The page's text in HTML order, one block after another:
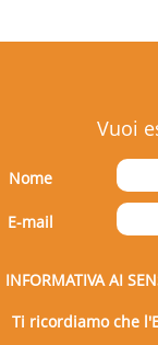
Vuoi
Nome
E-mail
INFORMATIVA AI
Ti ricordiamo che